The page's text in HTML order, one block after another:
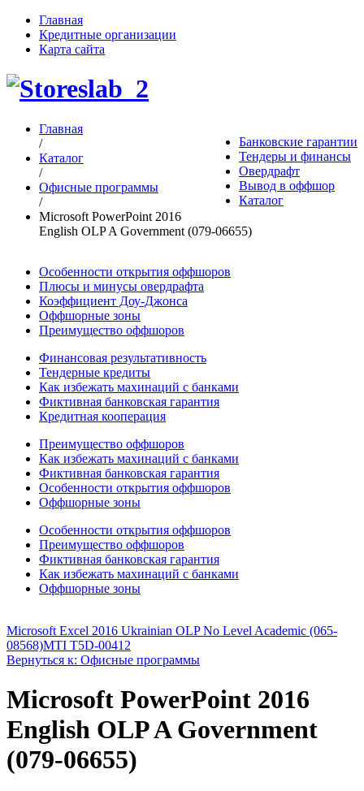
Главная
Кредитные организации
Карта сайта
Банковские гарантии
Тендеры и финансы
Овердрафт
Вывод в оффшор
Каталог
Главная
/
Каталог
/
Офисные программы
/
Microsoft PowerPoint 2016
English OLP A Government (079-06655)
Особенности открытия оффшоров
Плюсы и минусы овердрафта
Коэффициент Доу-Джонса
Оффшорные зоны
Преимущество оффшоров
Финансовая результативность
Тендерные кредиты
Как избежать махинаций с банками
Фиктивная банковская гарантия
Кредитная кооперация
Преимущество оффшоров
Как избежать махинаций с банками
Фиктивная банковская гарантия
Особенности открытия оффшоров
Оффшорные зоны
Особенности открытия оффшоров
Преимущество оффшоров
Фиктивная банковская гарантия
Как избежать махинаций с банками
Оффшорные зоны
Microsoft Excel 2016 Ukrainian OLP No Level Academic (065-
08568)MTI T5D-00412
Вернуться к: Офисные программы
Microsoft PowerPoint 2016
English OLP A Government
(079-06655)